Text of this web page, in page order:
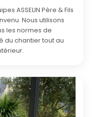
ASSELIN Père & Fils
Nous utilisons
les normes de
du chantier tout au